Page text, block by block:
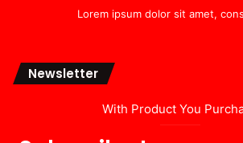
Lorem ipsum dolor sit amet,
Newsletter
With Product You